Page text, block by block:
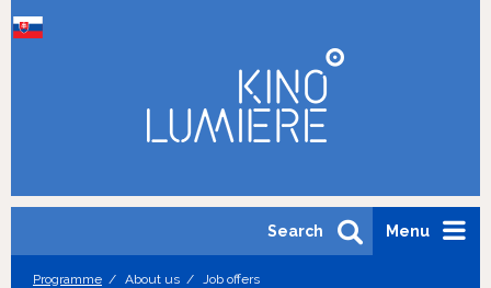
Menu
Search
Programme About us Job offers